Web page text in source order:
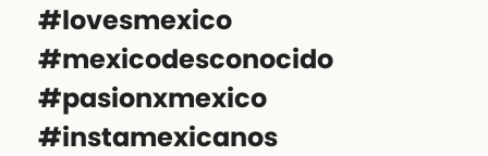
#lovesmexico
#mexicodesconocido
#pasionxmexico
#instamexicanos